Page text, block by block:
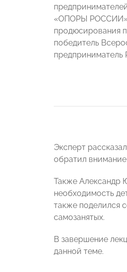
«ОПОРЫ РОССИИ»,
продюсирования
победитель
Эксперт
обратил внимание
Также Александр
необходимость
также поделился
самозанятых.
В завершение
данной теме.